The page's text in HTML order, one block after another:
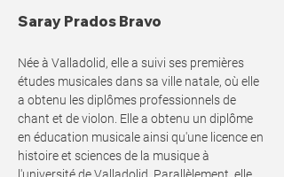
Saray Prados Bravo
Née à Valladolid, elle a suivi ses premières
études musicales dans sa ville natale, où elle
a obtenu les diplômes professionnels de
chant et de violon. Elle a obtenu un diplôme
en éducation musicale ainsi qu'une licence en
histoire et sciences de la musique à